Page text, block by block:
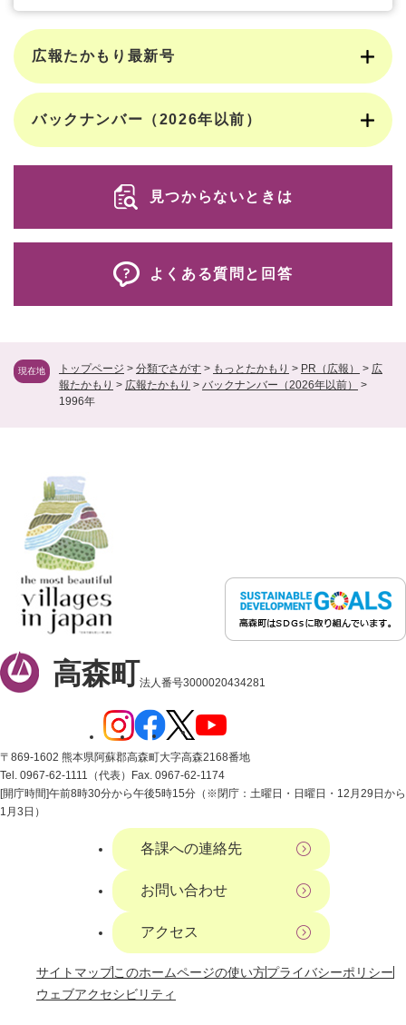
現在地 トップページ > 分類でさがす > もっとたかもり > PR（広報） > 広
報たかもり > 広報たかもり > バックナンバー（2026年以前）
>
1996年
広報たかもり最新号
バックナンバー（2026年以前）
見つからないときは
よくある質問と回答
高森町法人番号3000020434281
〒869-1602 熊本県阿蘇郡高森町大字高森2168番地
Tel. 0967-62-1111（代表）
Fax. 0967-62-1174
[開庁時間]午前8時30分から午後5時15分（※閉庁：土曜日・日曜日・12月29日から
1月3日）
各課への連絡先
お問い合わせ
アクセス
サイトマップこのホームページの使い方プライバシーポリシー
ウェブアクセシビリティ